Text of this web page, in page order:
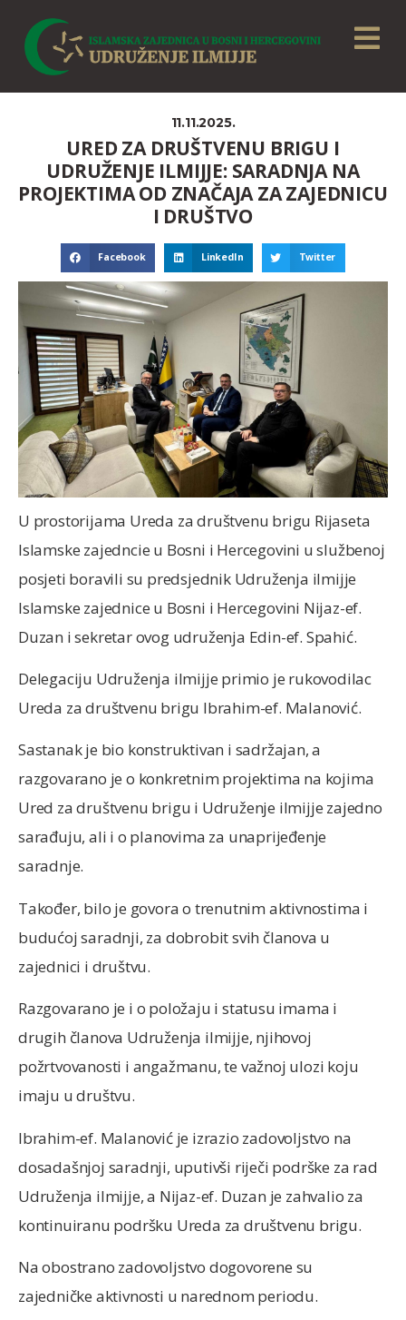
11.11.2025.
URED ZA DRUŠTVENU BRIGU I
UDRUŽENJE ILMIJJE: SARADNJA NA
PROJEKTIMA OD ZNAČAJA ZA ZAJEDNICU
I DRUŠTVO
Facebook LinkedIn Twitter
U prostorijama Ureda za društvenu brigu Rijaseta
Islamske zajedncie u Bosni i Hercegovini u službenoj
posjeti boravili su predsjednik Udruženja ilmijje
Islamske zajednice u Bosni i Hercegovini Nijaz-ef.
Duzan i sekretar ovog udruženja Edin-ef. Spahić.
Delegaciju Udruženja ilmijje primio je rukovodilac
Ureda za društvenu brigu Ibrahim-ef. Malanović.
Sastanak je bio konstruktivan i sadržajan, a
razgovarano je o konkretnim projektima na kojima
Ured za društvenu brigu i Udruženje ilmijje zajedno
sarađuju, ali i o planovima za unaprijeđenje
saradnje.
Također, bilo je govora o trenutnim aktivnostima i
budućoj saradnji, za dobrobit svih članova u
zajednici i društvu.
Razgovarano je i o položaju i statusu imama i
drugih članova Udruženja ilmijje, njihovoj
požrtvovanosti i angažmanu, te važnoj ulozi koju
imaju u društvu.
Ibrahim-ef. Malanović je izrazio zadovoljstvo na
dosadašnjoj saradnji, uputivši riječi podrške za rad
Udruženja ilmijje, a Nijaz-ef. Duzan je zahvalio za
kontinuiranu podršku Ureda za društvenu brigu.
Na obostrano zadovoljstvo dogovorene su
zajedničke aktivnosti u narednom periodu.